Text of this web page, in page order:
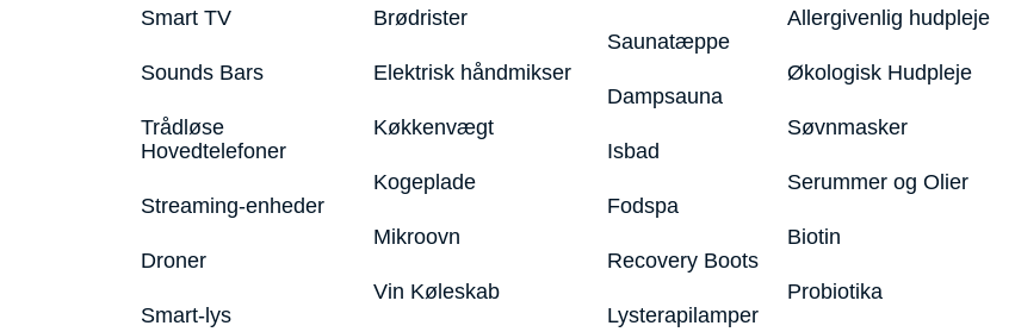
Smart TV
Sounds Bars
Trådløse
Hovedtelefoner
Streaming-enheder
Droner
Smart-lys
Brødrister
Elektrisk håndmikser
Køkkenvægt
Kogeplade
Mikroovn
Vin Køleskab
Saunatæppe
Dampsauna
Isbad
Fodspa
Recovery Boots
Lysterapilamper
Allergivenlig hudpleje
Økologisk Hudpleje
Søvnmasker
Serummer og Olier
Biotin
Probiotika